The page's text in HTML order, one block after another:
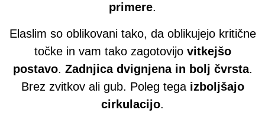
primere.
Elaslim so oblikovani tako, da oblikujejo kritične
točke in vam tako zagotovijo vitkejšo
postavo. Zadnjica dvignjena in bolj čvrsta.
Brez zvitkov ali gub. Poleg tega izboljšajo
cirkulacijo.